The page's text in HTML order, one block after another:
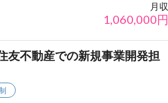
月収
1,060,000円
不動産での新規事業開発担